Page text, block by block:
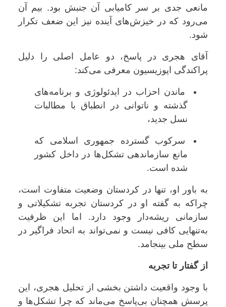
مانعی جدی بر سر کامیابی آن جنبش بود. بیم آن
می‌رود که در خیزش‌های آینده نیز این ضعف تکرار
شود.
آقای هجری در پاسخ، دو عامل اصلی را دلیل
پراکندگی اپوزیسیون معرفی می‌کند:
ماندن احزاب در ایدئولوژی و برنامه‌های
گذشته و ناتوانی در انطباق با مطالبات
نسل جدید،
سرکوب گسترده جمهوری اسلامی که
مانع سازماندهی تشکل‌ها در داخل کشور
شده است.
به باور او، تنها در کردستان وضعیت متفاوت است،
چراکه به گفته او در کردستان تجربه تشکیلاتی و
سازمانی ریشه‌دار وجود دارد. اما این ظرفیت
به‌تنهایی کافی نیست و نمی‌تواند به اتحاد فراگیر در
سطح ملی بینجامد.
از گفتار تا تجربه
با وجود واقعیت داشتن بخشی از تحلیل هجری، این
پرسش همچنان بی‌پاسخ می‌ماند که چرا تشکل‌ها و